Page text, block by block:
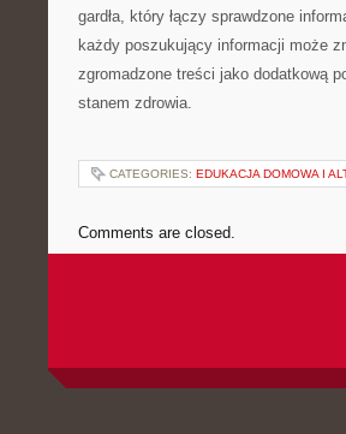
gardła, który łączy sprawdzone
każdy poszukujący informacji może
zgromadzone treści jako dodatkową
stanem zdrowia.
CATEGORIES: EDUKACJA DOMOWA I
Comments are closed.